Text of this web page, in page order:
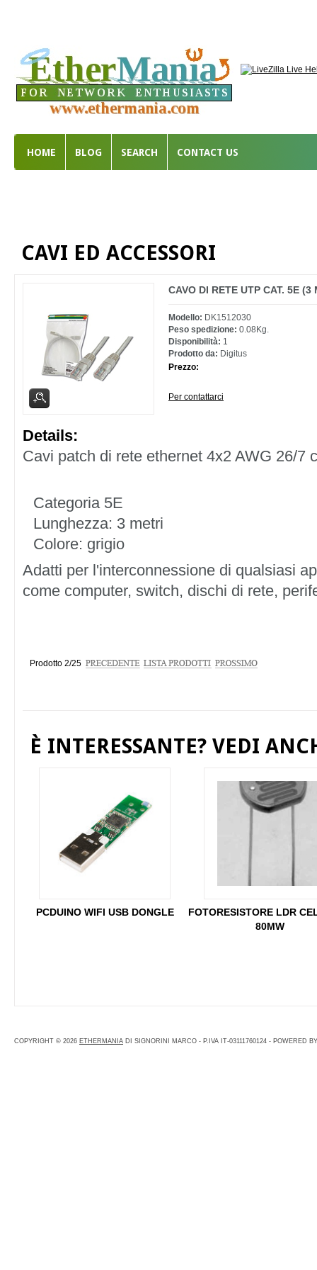
HOME BLOG SEARCH CONTACT US
CAVI ED ACCESSORI
CAVO DI RETE UTP CAT. 5E (3
Modello: DK1512030
Peso spedizione: 0.08Kg.
Disponibilità: 1
Prodotto da: Digitus
Prezzo:
Per contattarci
Details:
Cavi patch di rete ethernet 4x2 AWG 26/7
Categoria 5E
Lunghezza: 3 metri
Colore: grigio
Adatti per l'interconnessione di qualsiasi
come computer, switch, dischi di rete,
Prodotto 2/25
È INTERESSANTE? VEDI
PCDUINO WIFI USB DONGLE
FOTORESISTORE LDR
80MW
COPYRIGHT © 2026 ETHERMANIA DI SIGNORINI MARCO - P.IVA IT-03111760124 - POWERED